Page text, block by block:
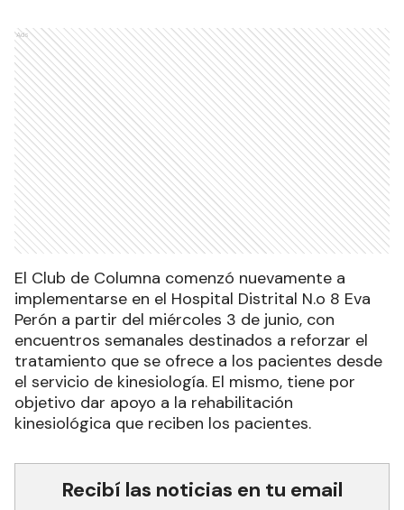
Ads
El Club de Columna comenzó nuevamente a
implementarse en el Hospital Distrital N.o 8 Eva
Perón a partir del miércoles 3 de junio, con
encuentros semanales destinados a reforzar el
tratamiento que se ofrece a los pacientes desde
el servicio de kinesiología. El mismo, tiene por
objetivo dar apoyo a la rehabilitación
kinesiológica que reciben los pacientes.
Recibí las noticias en tu email